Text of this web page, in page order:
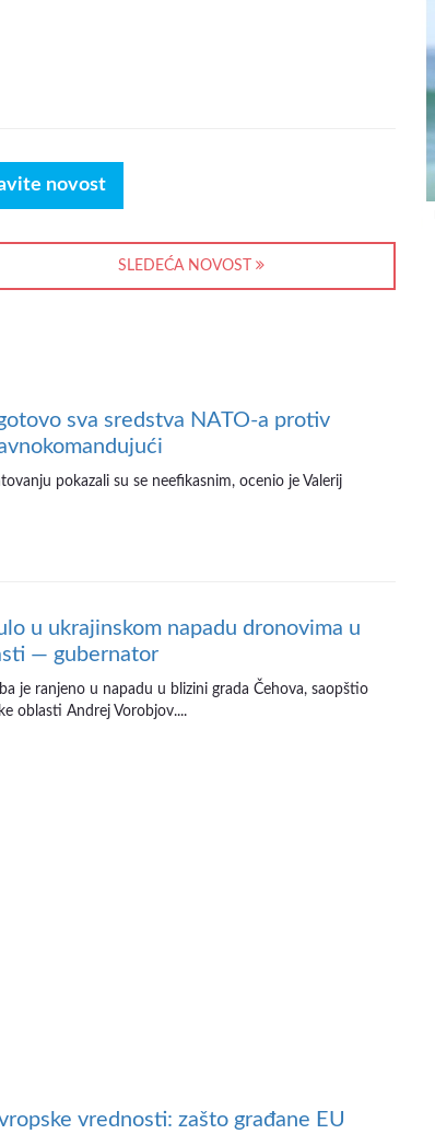
novost
SLEDEĆA NOVOST
sva sredstva NATO-a protiv
pokazali su se neefikasnim, ocenio je Valerij
u ukrajinskom napadu dronovima u
— gubernator
je ranjeno u napadu u blizini grada Čehova, saopštio
oblasti Andrej Vorobjov....
vrednosti: zašto građane EU